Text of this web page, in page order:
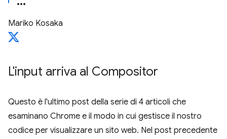
Mariko Kosaka
L'input arriva al Compositor
Questo è l'ultimo post della serie di 4 articoli che
esaminano Chrome e il modo in cui gestisce il nostro
codice per visualizzare un sito web. Nel post precedente